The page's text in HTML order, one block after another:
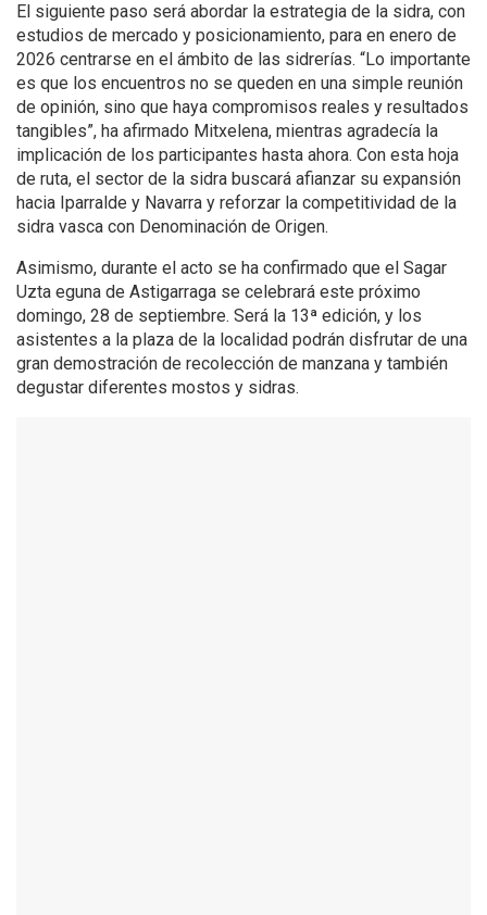
El siguiente paso será abordar la estrategia de la sidra, con
estudios de mercado y posicionamiento, para en enero de
2026 centrarse en el ámbito de las sidrerías. “Lo importante
es que los encuentros no se queden en una simple reunión
de opinión, sino que haya compromisos reales y resultados
tangibles”, ha afirmado Mitxelena, mientras agradecía la
implicación de los participantes hasta ahora. Con esta hoja
de ruta, el sector de la sidra buscará afianzar su expansión
hacia Iparralde y Navarra y reforzar la competitividad de la
sidra vasca con Denominación de Origen.
Asimismo, durante el acto se ha confirmado que el Sagar
Uzta eguna de Astigarraga se celebrará este próximo
domingo, 28 de septiembre. Será la 13ª edición, y los
asistentes a la plaza de la localidad podrán disfrutar de una
gran demostración de recolección de manzana y también
degustar diferentes mostos y sidras.